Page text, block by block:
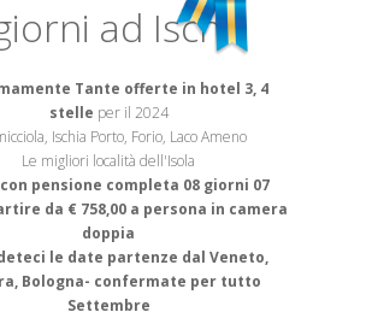
ad Ischia
Tante offerte in hotel 3, 4
stelle per il 2024
Ischia Porto, Forio, Laco Ameno
Le migliori località dell'Isola
pensione completa 08 giorni 07
da € 758,00 a persona in camera
doppia
le date partenze dal Veneto,
Bologna- confermate per tutto
Settembre